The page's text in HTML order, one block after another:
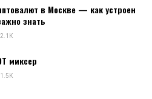
в Москве — как устроен
знать
2.1K
миксер
1.5K